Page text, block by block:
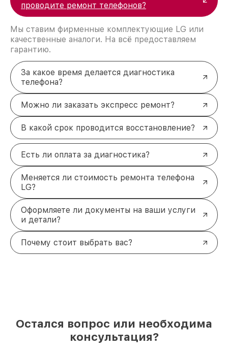
проводите ремонт телефонов?
Мы ставим фирменные комплектующие LG или
качественные аналоги. На всё предоставляем
гарантию.
За какое время делается диагностика
телефона?
Можно ли заказать экспресс ремонт?
В какой срок проводится восстановление?
Есть ли оплата за диагностика?
Меняется ли стоимость ремонта телефона
LG?
Оформляете ли документы на ваши услуги
и детали?
Почему стоит выбрать вас?
Остался вопрос или необходима
консультация?